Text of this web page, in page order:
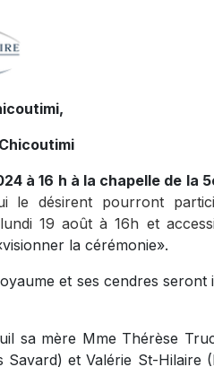
à 16 h à la chapelle de la
le désirent pourront
19 août à 16h et
la cérémonie».
et ses cendres seront
sa mère Mme Thérèse
et Valérie St-Hilaire